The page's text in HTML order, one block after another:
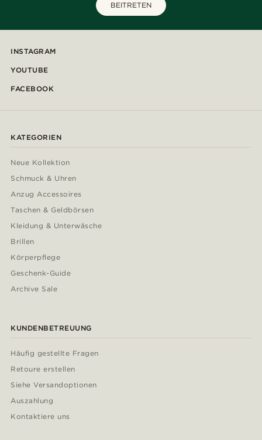
BEITRETEN
INSTAGRAM
YOUTUBE
FACEBOOK
KATEGORIEN
Neue Kollektion
Schmuck & Uhren
Anzug Accessoires
Taschen & Geldbörsen
Kleidung & Unterwäsche
Brillen
Körperpflege
Geschenk-Guide
Archive Sale
KUNDENBETREUUNG
Häufig gestellte Fragen
Retoure erstellen
Siehe Versandoptionen
Auszahlung
Kontaktiere uns